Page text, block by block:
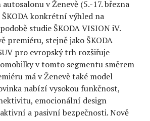
v Ženevě (5.-17. března
konkrétní výhled na
studie ŠKODA VISION iV.
premiéru, stejně jako ŠKODA
pro evropský trh rozšiřuje
v tomto segmentu směrem
má v Ženevě také model
nabízí vysokou funkčnost,
emocionální design
a pasivní bezpečnosti. Nově